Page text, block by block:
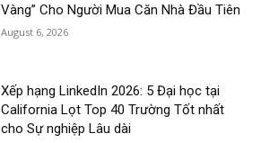
Vàng” Cho Người Mua Căn Nhà Đầu Tiên
August 6, 2026
Xếp hạng LinkedIn 2026: 5 Đại học tại
California Lọt Top 40 Trường Tốt nhất
cho Sự nghiệp Lâu dài